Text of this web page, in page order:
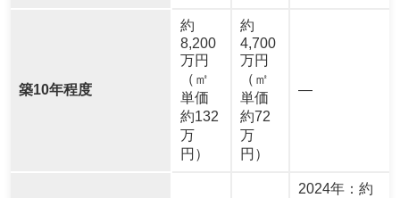
築10年程度
約
8,200
万円
（㎡
単価
約132
万
円）
約
4,700
万円
（㎡
単価
約72
万
円）
―
2024年：約